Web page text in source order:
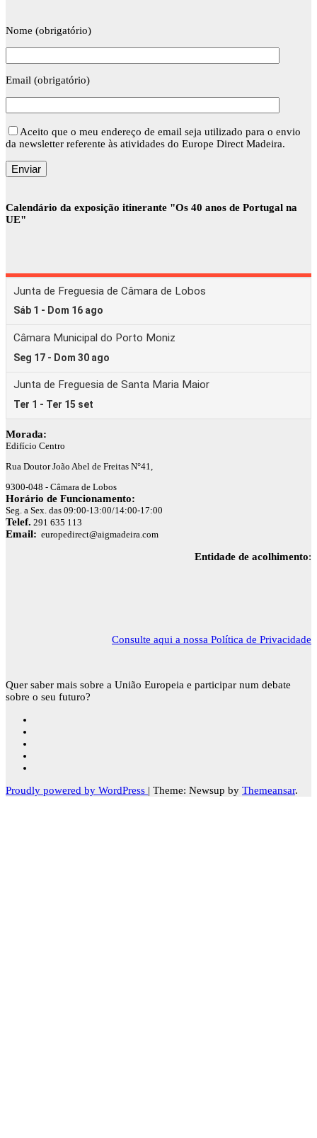
Nome (obrigatório)
Email (obrigatório)
Aceito que o meu endereço de email seja utilizado para o envio
da newsletter referente às atividades do Europe Direct Madeira.
Calendário da exposição itinerante "Os 40 anos de Portugal na
UE"
Morada:
Edifício Centro
Rua Doutor João Abel de Freitas N°41,
9300-048 - Câmara de Lobos
Horário de Funcionamento:
Seg. a Sex. das 09:00-13:00/14:00-17:00
Telef. 291 635 113
Email: europedirect@aigmadeira.com
Entidade de acolhimento:
Consulte aqui a nossa Política de Privacidade
Quer saber mais sobre a União Europeia e participar num debate
sobre o seu futuro?
Proudly powered by WordPress | Theme: Newsup by Themeansar.